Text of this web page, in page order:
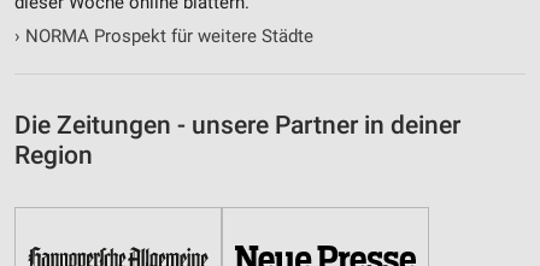
› NORMA Prospekt für weitere Städte
Die Zeitungen - unsere Partner in deiner
Region